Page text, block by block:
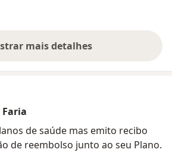
mais detalhes
sobre a experiência
de saúde mas emito recibo
de reembolso junto ao seu Plano.